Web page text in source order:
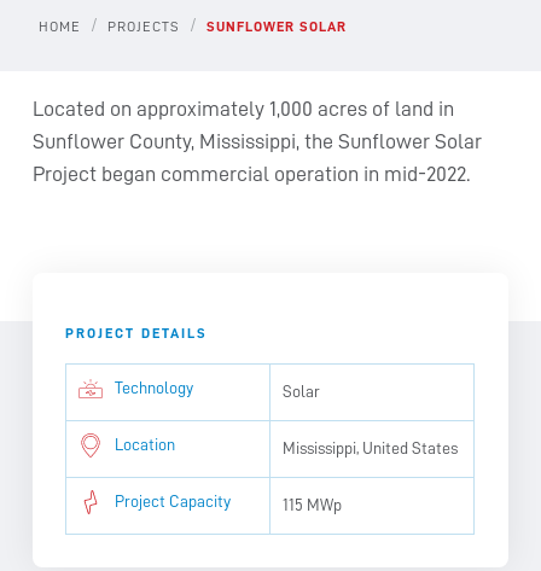
HOME / PROJECTS / SUNFLOWER SOLAR
Located on approximately 1,000 acres of land in
Sunflower County, Mississippi, the Sunflower Solar
Project began commercial operation in mid-2022.
PROJECT DETAILS
Technology Solar
Location Mississippi, United States
Project Capacity 115 MWp